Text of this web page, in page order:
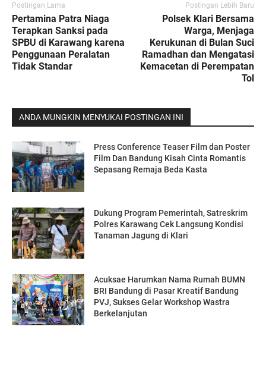
Postingan Lama
Pertamina Patra Niaga
Terapkan Sanksi pada
SPBU di Karawang karena
Penggunaan Peralatan
Tidak Standar
Postingan Lebih Baru
Polsek Klari Bersama
Warga, Menjaga
Kerukunan di Bulan Suci
Ramadhan dan Mengatasi
Kemacetan di Perempatan
Tol
ANDA MUNGKIN MENYUKAI POSTINGAN INI
Press Conference Teaser Film dan Poster
Film Dan Bandung Kisah Cinta Romantis
Sepasang Remaja Beda Kasta
Dukung Program Pemerintah, Satreskrim
Polres Karawang Cek Langsung Kondisi
Tanaman Jagung di Klari
Acuksae Harumkan Nama Rumah BUMN
BRI Bandung di Pasar Kreatif Bandung
PVJ, Sukses Gelar Workshop Wastra
Berkelanjutan